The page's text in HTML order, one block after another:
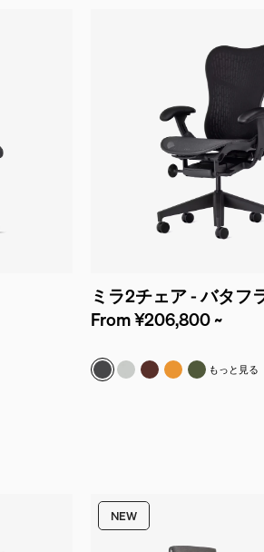
ココア
カラー キャニオン
ミラ2チェア - バタフ
From ¥206,800 ~
グラファイト
アルパイン
コードバン
オウカオリーブ
もっと見る
NEW